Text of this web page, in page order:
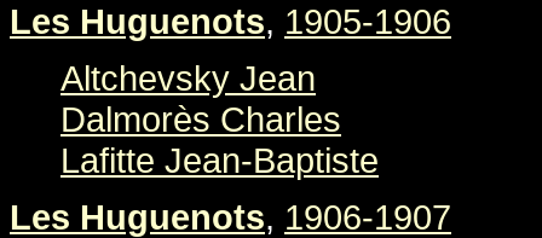
Les Huguenots, 1905-1906
Altchevsky Jean
Dalmorès Charles
Lafitte Jean-Baptiste
Les Huguenots, 1906-1907